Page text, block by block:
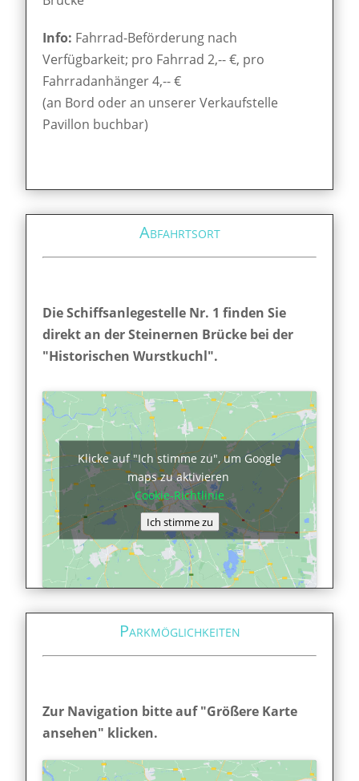
Info: Fahrrad-Beförderung nach
Verfügbarkeit; pro Fahrrad 2,-- €, pro
Fahrradanhänger 4,-- €
(an Bord oder an unserer Verkaufstelle
Pavillon buchbar)
Abfahrtsort
Die Schiffsanlegestelle Nr. 1 finden Sie
direkt an der Steinernen Brücke bei der
"Historischen Wurstkuchl".
Klicke auf "Ich stimme zu", um Google
maps zu aktivieren
Cookie-Richtlinie
Ich stimme zu
Parkmöglichkeiten
Zur Navigation bitte auf "Größere Karte
ansehen" klicken.